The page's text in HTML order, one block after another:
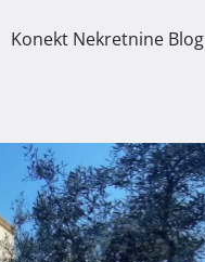
Konekt Nekretnine Blog